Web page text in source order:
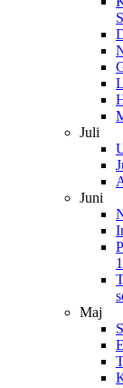
Juli
Juni
Maj